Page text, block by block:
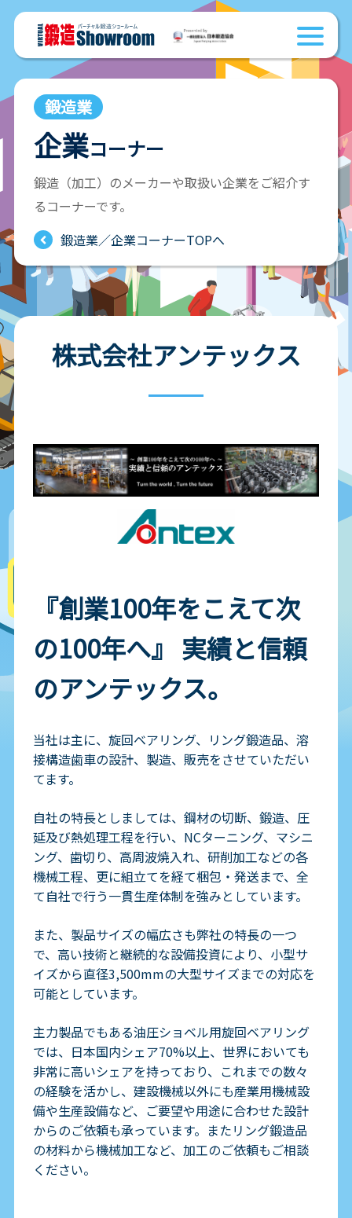
鍛造業
企業コーナー
鍛造（加工）のメーカーや取扱い企業をご紹介す
るコーナーです。
鍛造業／企業コーナーTOPへ
株式会社アンテックス
『創業100年をこえて次
の100年へ』 実績と信頼
のアンテックス。
当社は主に、旋回ベアリング、リング鍛造品、溶
接構造歯車の設計、製造、販売をさせていただい
てます。
自社の特長としましては、鋼材の切断、鍛造、圧
延及び熱処理工程を行い、NCターニング、マシニ
ング、歯切り、高周波焼入れ、研削加工などの各
機械工程、更に組立てを経て梱包・発送まで、全
て自社で行う一貫生産体制を強みとしています。
また、製品サイズの幅広さも弊社の特長の一つ
で、高い技術と継続的な設備投資により、小型サ
イズから直径3,500mmの大型サイズまでの対応を
可能としています。
主力製品でもある油圧ショベル用旋回ベアリング
では、日本国内シェア70%以上、世界においても
非常に高いシェアを持っており、これまでの数々
の経験を活かし、建設機械以外にも産業用機械設
備や生産設備など、ご要望や用途に合わせた設計
からのご依頼も承っています。またリング鍛造品
の材料から機械加工など、加工のご依頼もご相談
ください。